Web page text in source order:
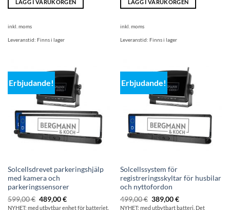
LÄGG I VARUKORGEN
inkl. moms
Leveranstid: Finns i lager
LÄGG I VARUKORGEN
inkl. moms
Leveranstid: Finns i lager
Erbjudande!
Solcellsdrevet parkeringshjälp
med kamera och
parkeringssensorer
599,00€ Ursprungligt
pris:
489,00€Det
aktuella
NYHET: med utbytbar enhet för batteriet.
Erbjudande!
Solcellssystem för
registreringsskyltar för husbilar
och nyttofordon
499,00€ Ursprungligt
pris:
389,00€Det
aktuella
NYHET: med utbytbart batteri. Det